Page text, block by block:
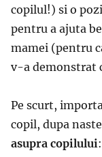
copilul!) si o
pentru a ajuta
mamei (pentru
v-a demonstrat
Pe scurt,
copil, dupa
asupra copilului: